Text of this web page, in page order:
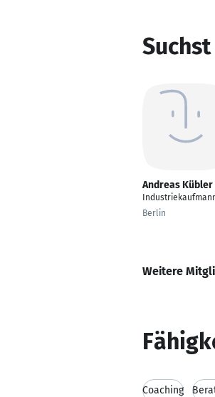
Andreas Kübler
Berlin
Weitere
Coaching